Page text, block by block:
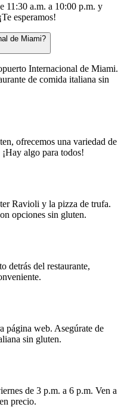
11:30 a.m. a 10:00 p.m. y
esperamos!
de Miami?
Internacional de Miami.
de comida italiana sin
ofrecemos una variedad de
algo para todos!
Ravioli y la pizza de trufa.
opciones sin gluten.
detrás del restaurante,
página web. Asegúrate de
sin gluten.
de 3 p.m. a 6 p.m. Ven a
precio.